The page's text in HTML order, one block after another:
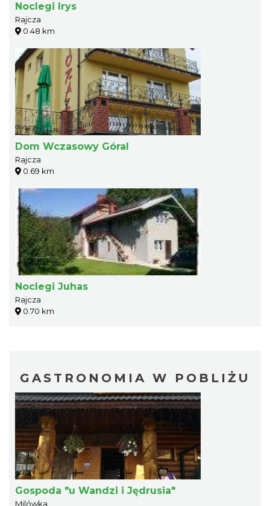
Noclegi Irys
Rajcza
0.48 km
Dom Wczasowy Góral
Rajcza
0.69 km
Noclegi Juhas
Rajcza
0.70 km
GASTRONOMIA W POBLIŻU
Gospoda "u Wandzi i Jędrusia"
Milówka